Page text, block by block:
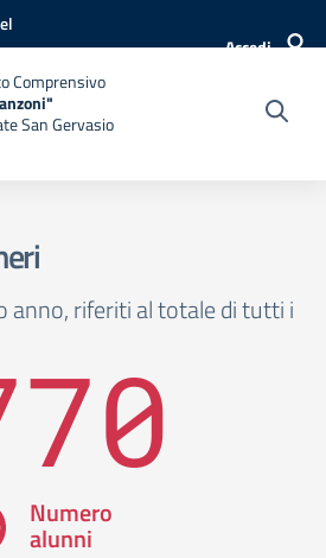
Accedi
Comprensivo
San Gervasio
anno, riferiti al totale di tutti i
Numero
alunni